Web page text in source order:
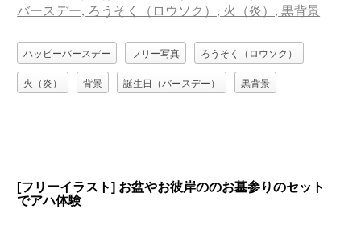
ハッピーバースデー フリー写真 ろうそく（ロウソク）
火（炎） 背景 誕生日（バースデー） 黒背景
[フリーイラスト] お盆やお彼岸ののお墓参りのセット
でアハ体験